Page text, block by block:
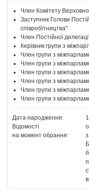
Член Комітету
Заступник Голови
співробітництва"
Член Постійної
Керівник групи з
Член групи з
Член групи з
Член групи з
Член групи з
Член групи з
Член групи з
Дата народження:
Відомості
на момент обрання: